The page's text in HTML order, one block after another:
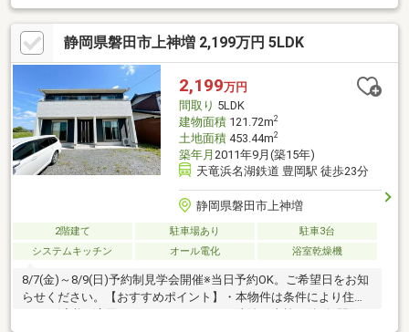
－■磐田市新開■築後未入居■太陽光発電設備搭載の3LDK長期優良
住宅■●安心のの地元工務店施工♪築約３年、未入居で室内とても
きれいです●太陽光発電設備搭載のZEH♪間仕切りの少ない開放的
な室内は夏でもエアコン１台で快適♪●南面のお庭にはウッドデッ
キ付き♪●小学校近くて通学安心♪●天竜浜名湖鉄道「豊岡」駅徒歩
約５分♪ウェルシアまで徒歩約４分で暮らしやすい住環境♪●駐車
スペースは３台程度♪
静岡県磐田市上神増 2,199万円 5LDK
2,199万円
間取り 5LDK
建物面積121.72m2
土地面積453.44m2
築年月 2011年9月(築15年)
天竜浜名湖鉄道 豊岡駅 徒歩23分
静岡県磐田市上神増
2階建て 駐車場あり
駐車3台
システムキッチン
オール電化 浴室乾燥機
8/7(金)～8/9(日)予約制見学会開催※当日予約OK。ご希望日をお知
らせください。【おすすめポイント】・本物件は条件により住宅
ローン減税が適用されます。・シロアリ防除工事施工後5年間保